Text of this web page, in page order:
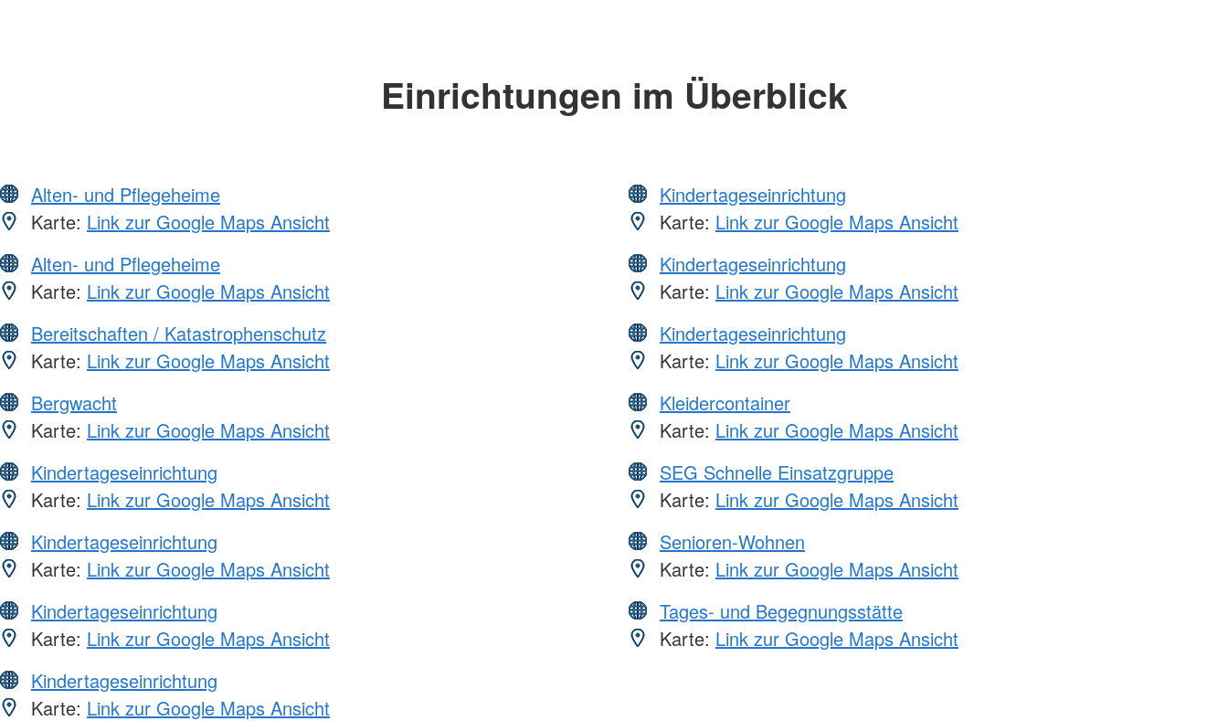
Einrichtungen im Überblick
Alten- und Pflegeheime
Karte: Link zur Google Maps Ansicht
Alten- und Pflegeheime
Karte: Link zur Google Maps Ansicht
Bereitschaften / Katastrophenschutz
Karte: Link zur Google Maps Ansicht
Bergwacht
Karte: Link zur Google Maps Ansicht
Kindertageseinrichtung
Karte: Link zur Google Maps Ansicht
Kindertageseinrichtung
Karte: Link zur Google Maps Ansicht
Kindertageseinrichtung
Karte: Link zur Google Maps Ansicht
Kindertageseinrichtung
Karte: Link zur Google Maps Ansicht
Kindertageseinrichtung
Karte: Link zur Google Maps Ansicht
Kindertageseinrichtung
Karte: Link zur Google Maps Ansicht
Kindertageseinrichtung
Karte: Link zur Google Maps Ansicht
Kleidercontainer
Karte: Link zur Google Maps Ansicht
SEG Schnelle Einsatzgruppe
Karte: Link zur Google Maps Ansicht
Senioren-Wohnen
Karte: Link zur Google Maps Ansicht
Tages- und Begegnungsstätte
Karte: Link zur Google Maps Ansicht